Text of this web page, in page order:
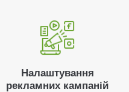
Налаштування
рекламних кампаній